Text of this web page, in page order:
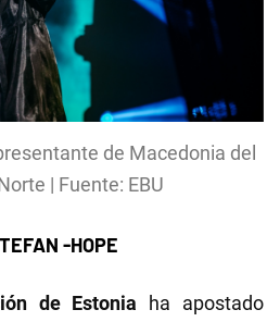
de Macedonia del
| Fuente: EBU
-HOPE
de Estonia ha apostado